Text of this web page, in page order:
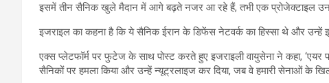
इसमें तीन सैनिक खुले मैदान में आगे बढ़ते नजर आ रहे हैं, तभी एक प्रोजेक्टाइल उन
इजराइल का कहना है कि ये सैनिक ईरान के डिफेंस नेटवर्क का हिस्सा थे और उन्हें
एक्स प्लेटफॉर्म पर फुटेज के साथ पोस्ट करते हुए इजराइली वायुसेना ने कहा,
सैनिकों पर हमला किया और उन्हें न्यूट्रलाइज कर दिया, जब वे हमारी सेनाओं के